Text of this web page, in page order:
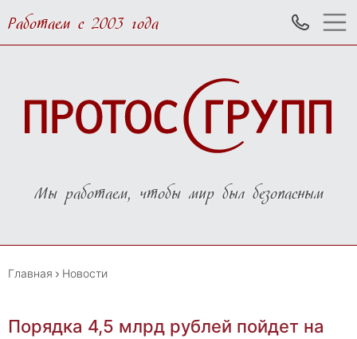
Работаем с 2003 года
Мы работаем, чтобы мир был безопасным
Главная Новости
Порядка 4,5 млрд рублей пойдет на